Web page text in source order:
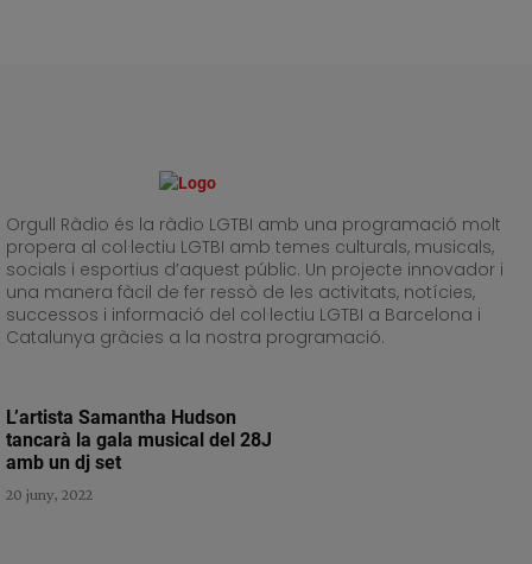
Orgull Ràdio és la ràdio LGTBI amb una programació molt
propera al col·lectiu LGTBI amb temes culturals, musicals,
socials i esportius d’aquest públic. Un projecte innovador i
una manera fàcil de fer ressò de les activitats, notícies,
successos i informació del col·lectiu LGTBI a Barcelona i
Catalunya gràcies a la nostra programació.
L’artista Samantha Hudson
tancarà la gala musical del 28J
amb un dj set
20 juny, 2022